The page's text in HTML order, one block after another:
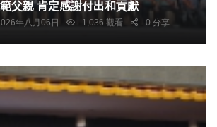
父親 肯定感謝付出和貢獻
年八月06日 1,036 觀看 0 分享